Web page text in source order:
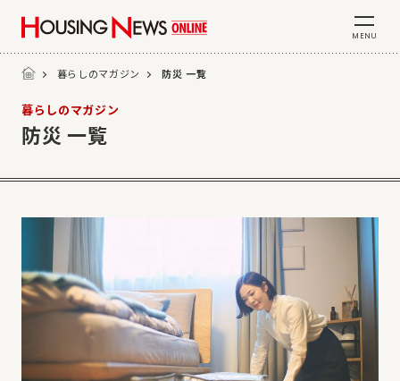
MENU
暮らしのマガジン 防災 一覧
暮らしのマガジン
防災 一覧